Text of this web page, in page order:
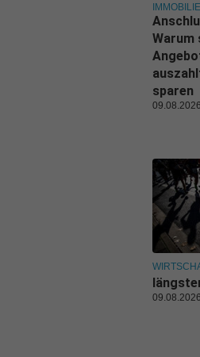
Warum
sparen
09.08.2026
09.08.2026